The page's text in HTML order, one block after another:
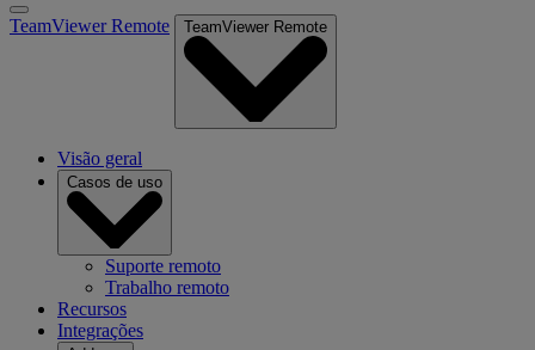
TeamViewer Remote TeamViewer Remote
Visão geral
Casos de uso
Suporte remoto
Trabalho remoto
Recursos
Integrações